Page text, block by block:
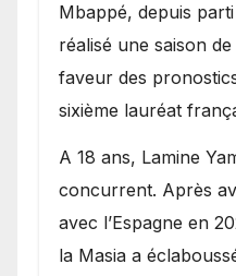
Mbappé, depuis
réalisé une saison
faveur des
sixième lauréat
A 18 ans, Lamine
concurrent. Après
avec l’Espagne en
la Masia a